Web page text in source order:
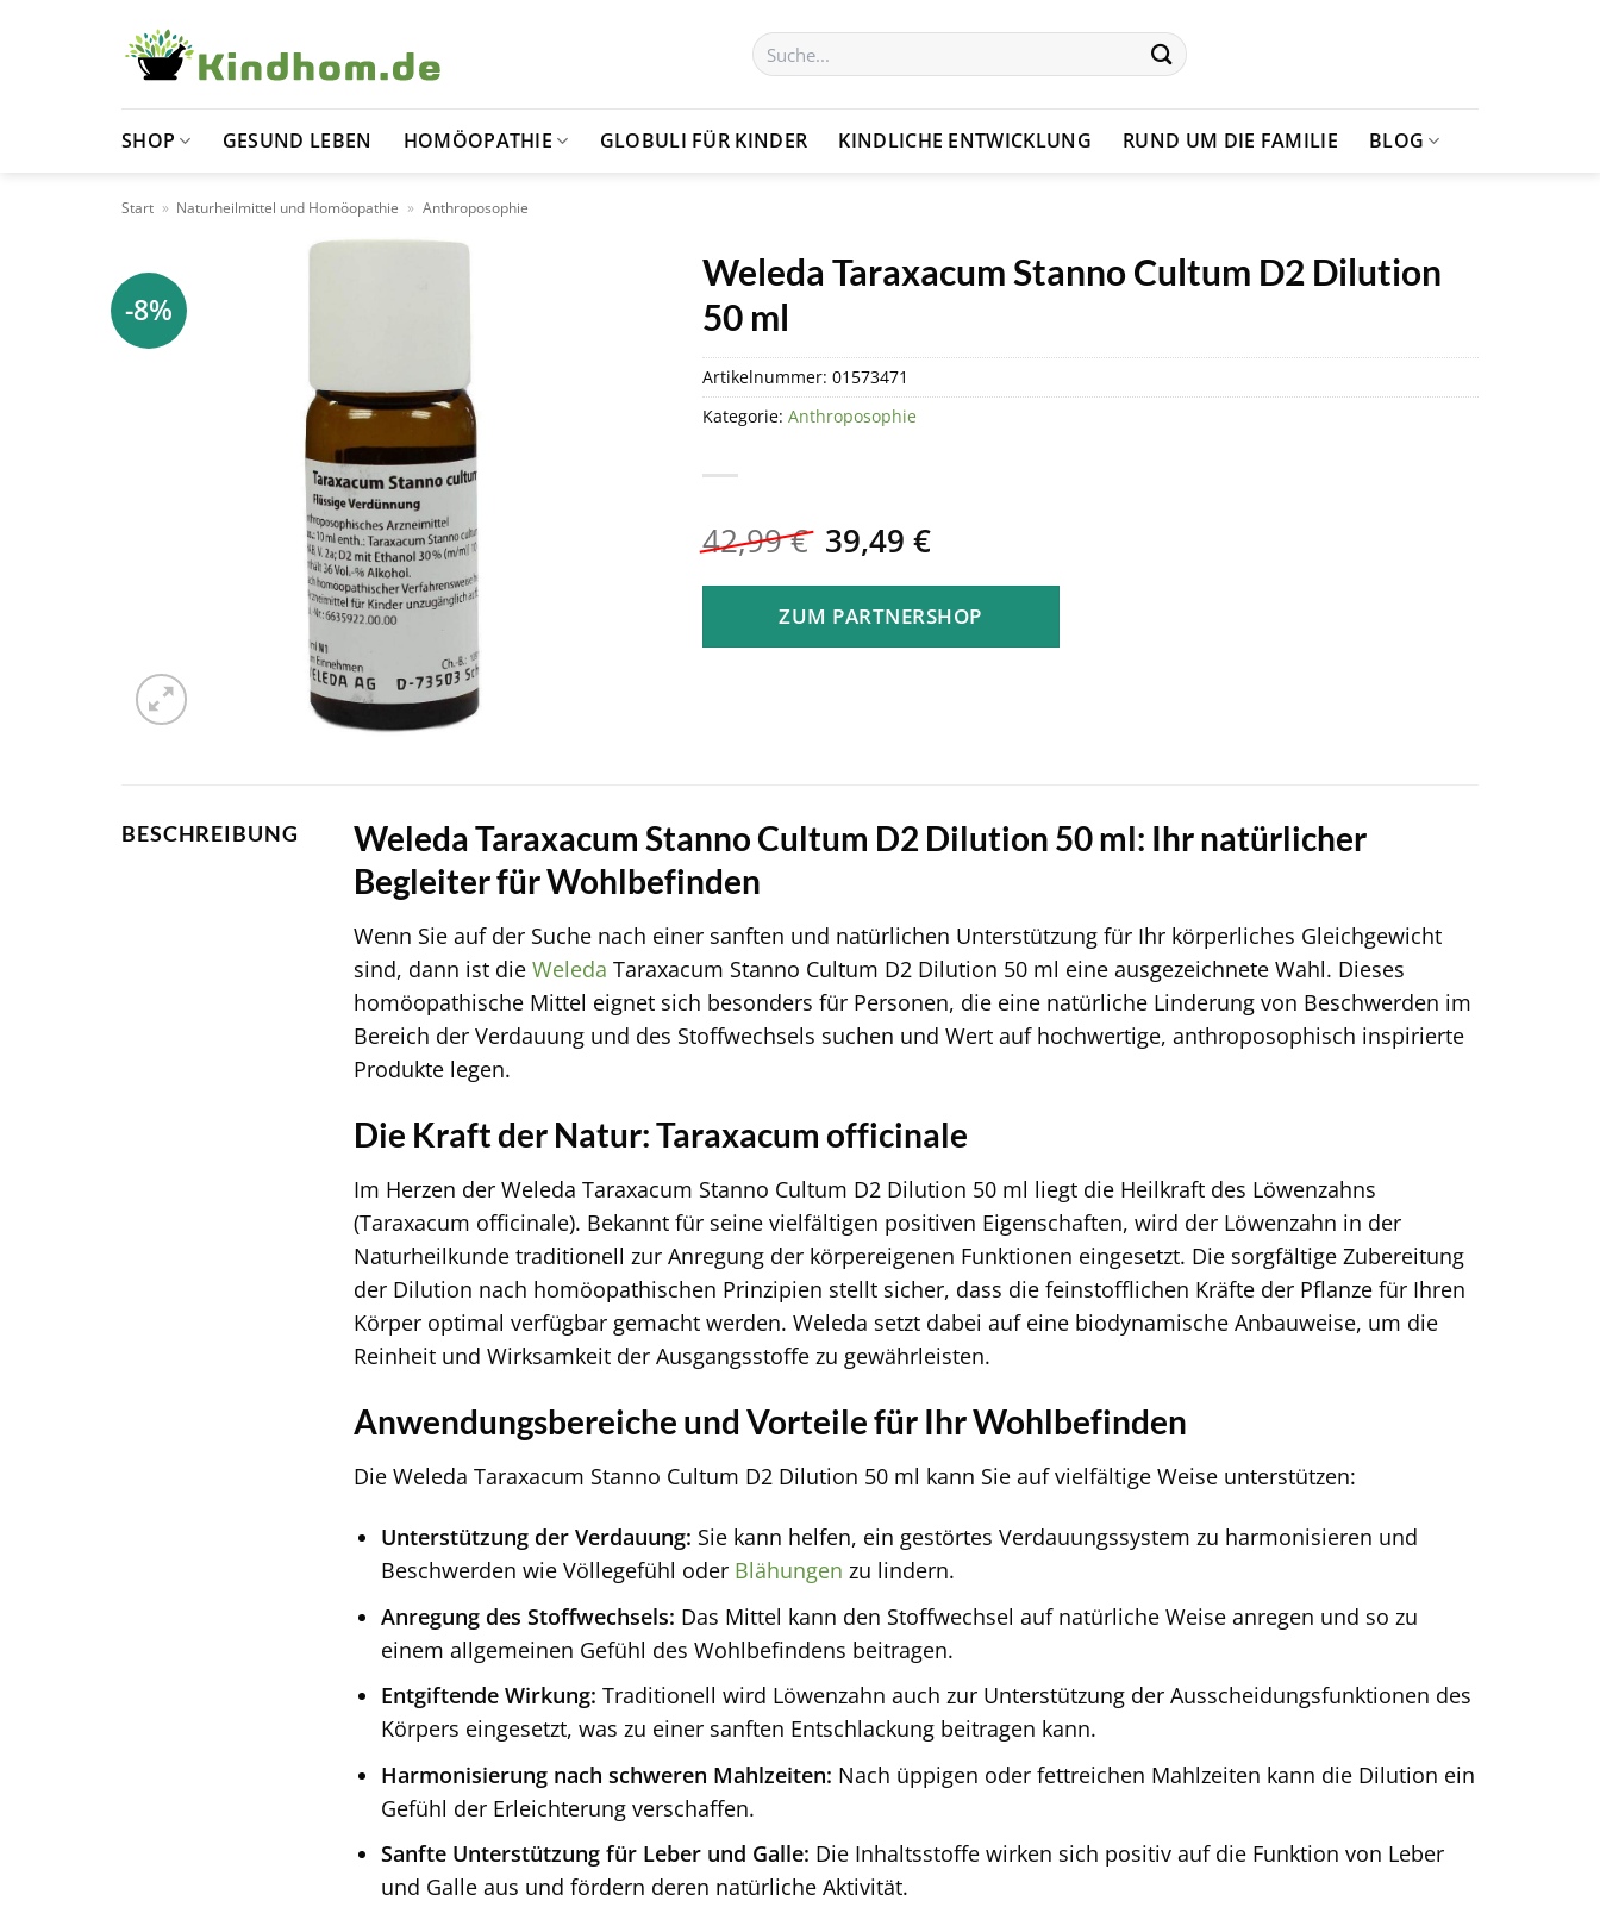
Suchen
nach:
SHOP GESUND LEBEN HOMÖOPATHIE GLOBULI FÜR KINDER KINDLICHE ENTWICKLUNG RUND UM DIE FAMILIE BLOG
Start » Naturheilmittel und Homöopathie » Anthroposophie
-8%
Weleda Taraxacum Stanno Cultum D2 Dilution
50 ml
42,99€ Ursprünglicher
Preis
war:
42,99 €
39,49€Aktueller
ist:
39,49 €.
ZUM PARTNERSHOP
Artikelnummer: 01573471
Kategorie: Anthroposophie
BESCHREIBUNG
Weleda Taraxacum Stanno Cultum D2 Dilution 50 ml: Ihr natürlicher
Begleiter für Wohlbefinden
Wenn Sie auf der Suche nach einer sanften und natürlichen Unterstützung für Ihr körperliches Gleichgewicht
sind, dann ist die Weleda Taraxacum Stanno Cultum D2 Dilution 50 ml eine ausgezeichnete Wahl. Dieses
homöopathische Mittel eignet sich besonders für Personen, die eine natürliche Linderung von Beschwerden im
Bereich der Verdauung und des Stoffwechsels suchen und Wert auf hochwertige, anthroposophisch inspirierte
Produkte legen.
Die Kraft der Natur: Taraxacum officinale
Im Herzen der Weleda Taraxacum Stanno Cultum D2 Dilution 50 ml liegt die Heilkraft des Löwenzahns
(Taraxacum officinale). Bekannt für seine vielfältigen positiven Eigenschaften, wird der Löwenzahn in der
Naturheilkunde traditionell zur Anregung der körpereigenen Funktionen eingesetzt. Die sorgfältige Zubereitung
der Dilution nach homöopathischen Prinzipien stellt sicher, dass die feinstofflichen Kräfte der Pflanze für Ihren
Körper optimal verfügbar gemacht werden. Weleda setzt dabei auf eine biodynamische Anbauweise, um die
Reinheit und Wirksamkeit der Ausgangsstoffe zu gewährleisten.
Anwendungsbereiche und Vorteile für Ihr Wohlbefinden
Die Weleda Taraxacum Stanno Cultum D2 Dilution 50 ml kann Sie auf vielfältige Weise unterstützen:
Unterstützung der Verdauung: Sie kann helfen, ein gestörtes Verdauungssystem zu harmonisieren und
Beschwerden wie Völlegefühl oder Blähungen zu lindern.
Anregung des Stoffwechsels: Das Mittel kann den Stoffwechsel auf natürliche Weise anregen und so zu
einem allgemeinen Gefühl des Wohlbefindens beitragen.
Entgiftende Wirkung: Traditionell wird Löwenzahn auch zur Unterstützung der Ausscheidungsfunktionen des
Körpers eingesetzt, was zu einer sanften Entschlackung beitragen kann.
Harmonisierung nach schweren Mahlzeiten: Nach üppigen oder fettreichen Mahlzeiten kann die Dilution ein
Gefühl der Erleichterung verschaffen.
Sanfte Unterstützung für Leber und Galle: Die Inhaltsstoffe wirken sich positiv auf die Funktion von Leber
und Galle aus und fördern deren natürliche Aktivität.